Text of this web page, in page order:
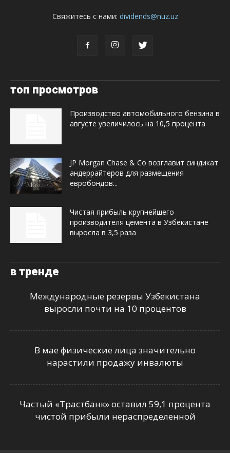
Свяжитесь с нами: dividends@nuz.uz
топ просмотров
Производство автомобильного бензина в
августе увеличилось на 10,5 процента
JP Morgan Chase & Co возглавит синдикат
андеррайтеров для размещения
евробондов...
Чистая прибыль крупнейшего
производителя цемента в Узбекистане
выросла в 3,5 раза
в тренде
Международные резервы Узбекистана
выросли почти на 10 процентов
В мае физические лица значительно
нарастили продажу инвалюты
Частый «Трастбанк» оставил 59,1 процента
чистой прибыли нераспределенной